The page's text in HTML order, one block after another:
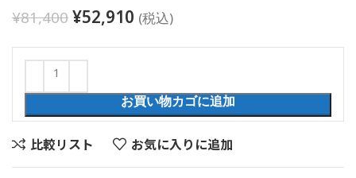
¥81,400¥52,910 (税込)
お買い物カゴに追加
比較リスト お気に入りに追加